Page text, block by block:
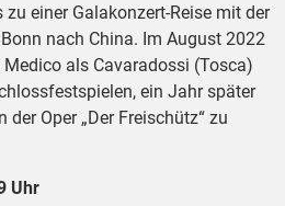
einer Galakonzert-Reise mit der
nach China. Im August 2022
als Cavaradossi (Tosca)
ein Jahr später
Oper „Der Freischütz“ zu
Uhr